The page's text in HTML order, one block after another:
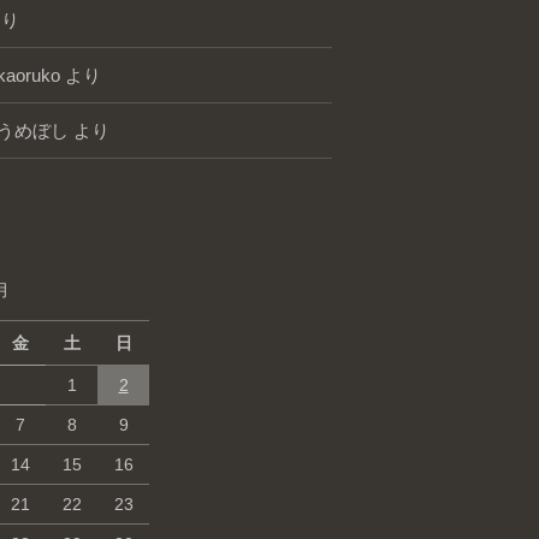
より
うめぼし より
金 土 日
1 2
7 8 9
14 15 16
21 22 23